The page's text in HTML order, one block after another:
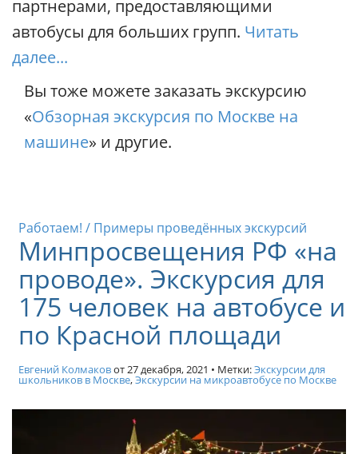
партнерами, предоставляющими
автобусы для больших групп. Читать
далее...
Вы тоже можете заказать экскурсию
«Обзорная экскурсия по Москве на
машине» и другие.
Работаем! / Примеры проведённых экскурсий
Минпросвещения РФ «на
проводе». Экскурсия для
175 человек на автобусе и
по Красной площади
Евгений Колмаковот27 декабря, 2021 • Метки:Экскурсии для
школьников в Москве,Экскурсии на микроавтобусе по Москве